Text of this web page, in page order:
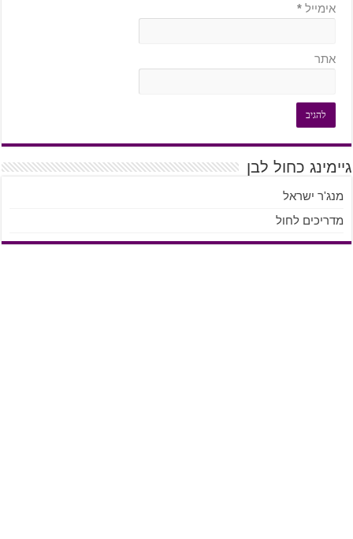
אימייל *
אתר
גיימינג כחול לבן
מנג'ר ישראל
מדריכים לחול